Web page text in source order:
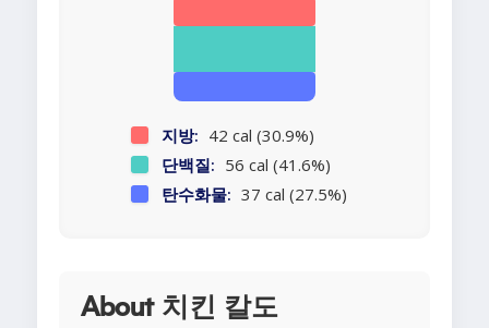
지방: 42 cal (30.9%)
단백질: 56 cal (41.6%)
탄수화물: 37 cal (27.5%)
About 치킨 칼도